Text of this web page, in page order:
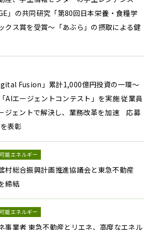
」の共同研究「第80回日本栄養・食糧学
クス賞を受賞～「あぶら」の摂取による健
Fusion」累計1,000億円投資の一環～
AIエージェントコンテスト」を実施 従業員
ジェントで解決し、業務改革を加速 応募
表彰
能エネルギー
村総合振興計画推進協議会と東急不動産
締結
能エネルギー
事業者 東急不動産とリエネ、高度なエネル